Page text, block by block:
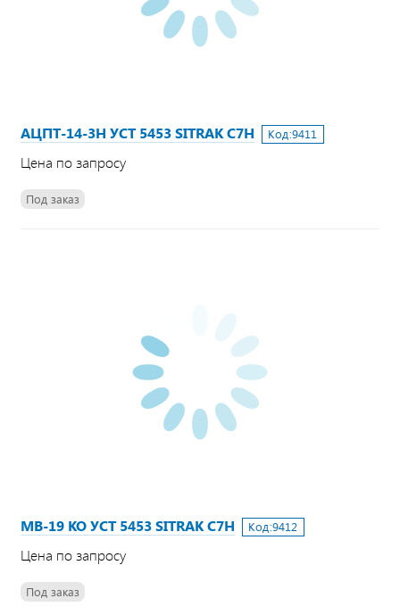
АЦПТ-14-3Н УСТ 5453 SITRAK C7H Код:9411
Цена по запросу
Под заказ
МВ-19 КО УСТ 5453 SITRAK C7H Код:9412
Цена по запросу
Под заказ